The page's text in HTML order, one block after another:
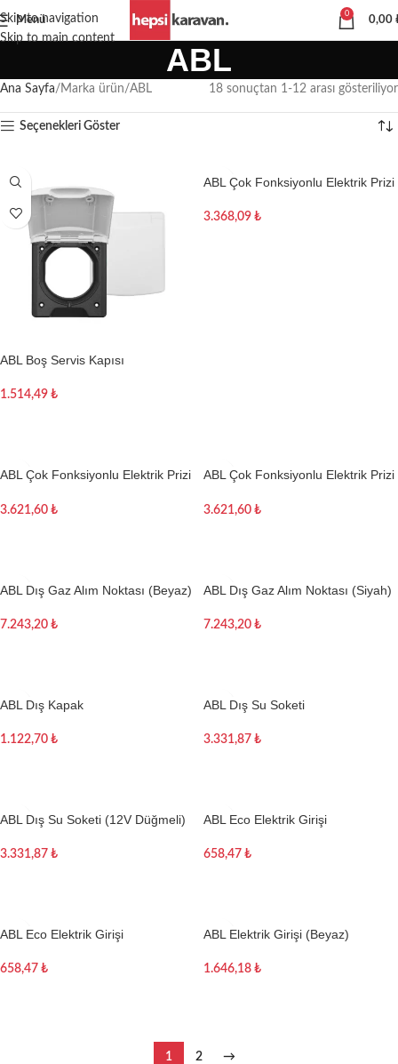
Skip to navigation
Skip to main content
Menü
0
0,00
ABL
Ana Sayfa Marka ürün ABL 18 sonuçtan 1-12 arası gösteriliyor
Seçenekleri Göster
ABL Boş Servis Kapısı
1.514,49 ₺
ABL Çok Fonksiyonlu Elektrik Prizi
3.368,09 ₺
ABL Çok Fonksiyonlu Elektrik Prizi
3.621,60 ₺
ABL Çok Fonksiyonlu Elektrik Prizi
3.621,60 ₺
ABL Dış Gaz Alım Noktası (Beyaz)
7.243,20 ₺
ABL Dış Gaz Alım Noktası (Siyah)
7.243,20 ₺
ABL Dış Kapak
1.122,70 ₺
ABL Dış Su Soketi
3.331,87 ₺
ABL Dış Su Soketi (12V Düğmeli)
3.331,87 ₺
ABL Eco Elektrik Girişi
658,47 ₺
ABL Eco Elektrik Girişi
658,47 ₺
ABL Elektrik Girişi (Beyaz)
1.646,18 ₺
1 2 →